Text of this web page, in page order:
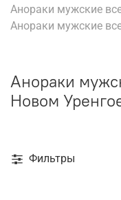
Анораки мужские
Анораки мужские
Анораки
Новом
Фильтры